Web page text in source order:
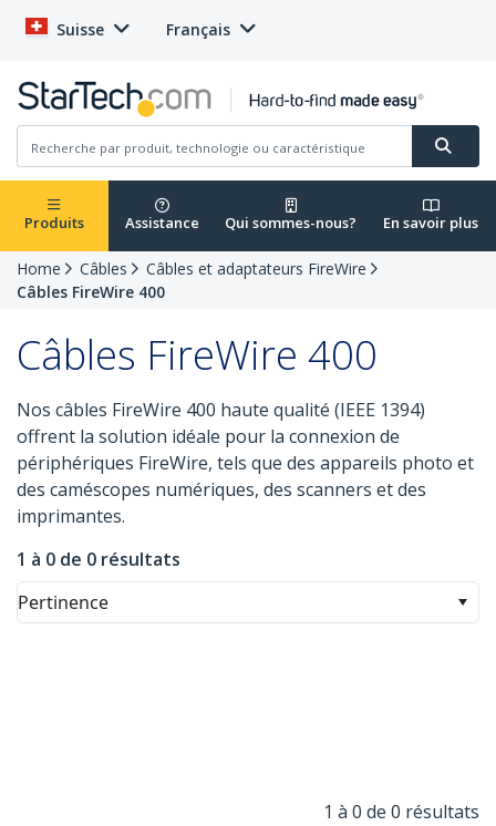
Suisse Français
Produits Assistance Qui sommes-nous? En savoir plus
Home Câbles
Câbles et adaptateurs FireWire
Câbles FireWire 400
Câbles FireWire 400
Nos câbles FireWire 400 haute qualité (IEEE 1394)
offrent la solution idéale pour la connexion de
périphériques FireWire, tels que des appareils photo et
des caméscopes numériques, des scanners et des
imprimantes.
1 à 0 de 0 résultats
Pertinence
1 à 0 de 0 résultats